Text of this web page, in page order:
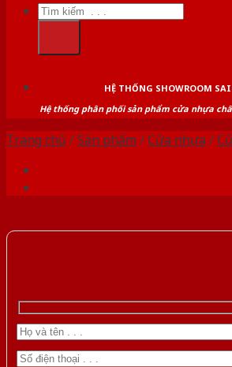
Tìm
kiếm:
HỆ THỐNG SHOWROOM
Hệ thống phân phối sản phẩm cửa nhựa
Trang chủ /Sản phẩm /Cửa nhựa /